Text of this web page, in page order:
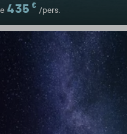
435 €
/pers.